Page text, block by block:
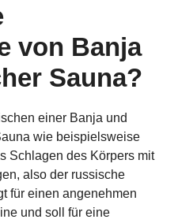
von Banja
Sauna?
einer Banja und
wie beispielsweise
Schlagen des Körpers mit
also der russische
für einen angenehmen
und soll für eine